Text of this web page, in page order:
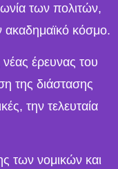
των πολιτών,
ακαδημαϊκό κόσμο.
έρευνας του
της διάστασης
την τελευταία
των νομικών και